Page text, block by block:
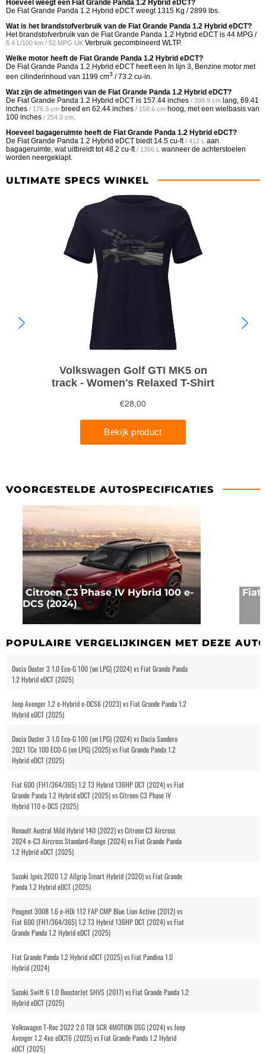
Hoeveel weegt een Fiat Grande Panda 1.2 Hybrid eDCT?
De Fiat Grande Panda 1.2 Hybrid eDCT weegt 1315 Kg / 2899 lbs.
Wat is het brandstofverbruik van de Fiat Grande Panda 1.2 Hybrid eDCT?
Het brandstofverbruik van de Fiat Grande Panda 1.2 Hybrid eDCT is 44 MPG /
5.4 L/100 km / 52 MPG UK Verbruik gecombineerd WLTP.
Welke motor heeft de Fiat Grande Panda 1.2 Hybrid eDCT?
De Fiat Grande Panda 1.2 Hybrid eDCT heeft een In lijn 3, Benzine motor met
een cilinderinhoud van 1199 cm3 / 73.2 cu-in.
Wat zijn de afmetingen van de Fiat Grande Panda 1.2 Hybrid eDCT?
De Fiat Grande Panda 1.2 Hybrid eDCT is 157.44 inches / 399.9 cm lang, 69.41
inches / 176.3 cm breed en 62.44 inches / 158.6 cm hoog, met een wielbasis van
100 inches / 254.0 cm
Hoeveel bagageruimte heeft de Fiat Grande Panda 1.2 Hybrid eDCT?
De Fiat Grande Panda 1.2 Hybrid eDCT biedt 14.5 cu-ft / 412 L aan
bagageruimte, wat uitbreidt tot48.2 cu-ft / 1366 L wanneer de achterstoelen
worden neergeklapt.
ULTIMATE SPECS WINKEL
VOORGESTELDE AUTOSPECIFICATIES
Citroen C3 Phase IV Hybrid 100 e-
DCS (2024)
Fiat
POPULAIRE VERGELIJKINGEN MET DEZE
Dacia Duster 3 1.0 Eco-G 100 (on LPG) (2024) vs Fiat Grande Panda
1.2 Hybrid eDCT (2025)
Jeep Avenger 1.2 e-Hybrid e-DCS6 (2023) vs Fiat Grande Panda 1.2
Hybrid eDCT (2025)
Dacia Duster 3 1.0 Eco-G 100 (on LPG) (2024) vs Dacia Sandero
2021 TCe 100 ECO-G (on LPG) (2025) vs Fiat Grande Panda 1.2
Hybrid eDCT (2025)
Fiat 600 (FH1/364/365) 1.2 T3 Hybrid 136HP DCT (2024) vs Fiat
Grande Panda 1.2 Hybrid eDCT (2025) vs Citroen C3 Phase IV
Hybrid 110 e-DCS (2025)
Renault Austral Mild Hybrid 140 (2022) vs Citroen C3 Aircross
2024 e-C3 Aircross Standard-Range (2024) vs Fiat Grande Panda
1.2 Hybrid eDCT (2025)
Suzuki Ignis 2020 1.2 Allgrip Smart Hybrid (2020) vs Fiat Grande
Panda 1.2 Hybrid eDCT (2025)
Peugeot 3008 1.6 e-HDi 112 FAP CMP Blue Lion Active (2012) vs
Fiat 600 (FH1/364/365) 1.2 T3 Hybrid 136HP DCT (2024) vs Fiat
Grande Panda 1.2 Hybrid eDCT (2025)
Fiat Grande Panda 1.2 Hybrid eDCT (2025) vs Fiat Pandina 1.0
Hybrid (2024)
Suzuki Swift 6 1.0 BoosterJet SHVS (2017) vs Fiat Grande Panda 1.2
Hybrid eDCT (2025)
Volkswagen T-Roc 2022 2.0 TDI SCR 4MOTION DSG (2024) vs Jeep
Avenger 1.2 4xe eDCT6 (2025) vs Fiat Grande Panda 1.2 Hybrid
eDCT (2025)